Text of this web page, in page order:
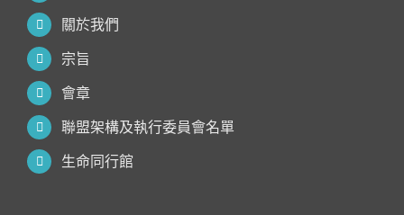
關於我們
宗旨
會章
聯盟架構及執行委員會名單
生命同行館